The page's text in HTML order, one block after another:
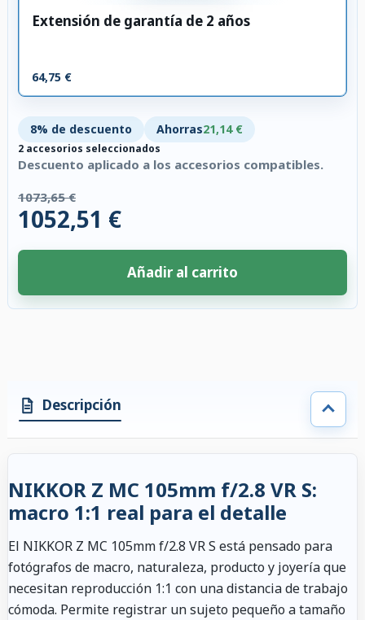
Extensión de garantía de 2 años
64,75 €
8% de descuento Ahorras21,14 €
2 accesorios seleccionados
Descuento aplicado a los accesorios compatibles.
1073,65 €
1052,51 €
Añadir al carrito
Descripción
NIKKOR Z MC 105mm f/2.8 VR S:
macro 1:1 real para el detalle
El NIKKOR Z MC 105mm f/2.8 VR S está pensado para
fotógrafos de macro, naturaleza, producto y joyería que
necesitan reproducción 1:1 con una distancia de trabajo
cómoda. Permite registrar un sujeto pequeño a tamaño